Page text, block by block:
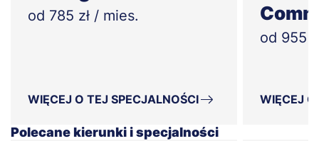
od 785 zł / mies.
WIĘCEJ O TEJ SPECJALNOŚCI
od 955
WIĘCEJ
Polecane kierunki i specjalności